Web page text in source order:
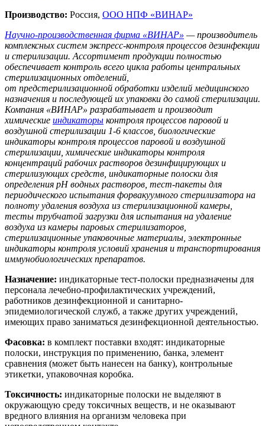
Производство: Россия, ООО НПФ «ВИНАР»
Научно-производственная фирма «ВИНАР» — производитель
комплексных систем экспресс-контроля процессов дезинфекции
и стерилизации. Ассортимент продукции полностью
обеспечивает контроль всего цикла работы центральных
стерилизационных отделений,
от предстерилизационной обработки изделий медицинского
назначения и последующей их упаковки до самой стерилизации.
Компания «ВИНАР» разрабатывает и производит
химические индикаторы контроля процессов паровой и
воздушной стерилизации 1-6 классов, биологические
индикаторы контроля процессов паровой и воздушной
стерилизации, химические индикаторы контроля
концентраций рабочих растворов дезинфицирующих и
стерилизующих средств, индикаторные полоски для
определения рН водных растворов, тест-пакеты для
периодического испытания форвакуумного стерилизатора на
полноту удаления воздуха из стерилизационной камеры,
тесты трубчатой загрузки для испытания на удаление
воздуха из камеры паровых стерилизаторов,
стерилизационные упаковочные материалы, электронные
индикаторы контроля условий хранения и транспортирования
иммунобиологических препаратов.
Назначение: индикаторные тест-полоски предназначены для
персонала лечебно-профилактических учреждений,
работников дезинфекционной и санитарно-
эпидемиологической служб, а также других учреждений,
имеющих право заниматься дезинфекционной деятельностью.
Фасовка: в комплект поставки входят: индикаторные
полоски, инструкция по применению, банка, элемент
сравнения (может быть нанесен на банку), контрольные
этикетки, упаковочная коробка.
Токсичность: индикаторные полоски не выделяют в
окружающую среду токсичных веществ, и не оказывают
вредного влияния на организм человека при